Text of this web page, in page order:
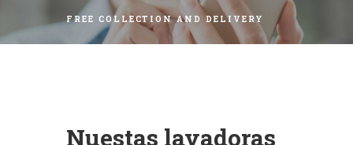
FREE COLLECTION AND DELIVERY
Nuestas lavadoras